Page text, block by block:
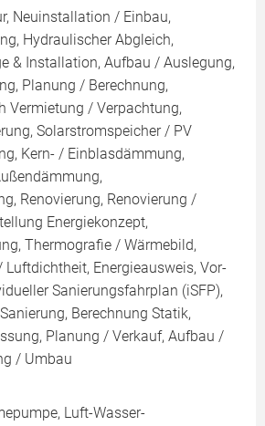
Neuinstallation / Einbau,
Hydraulischer Abgleich,
& Installation, Aufbau / Auslegung,
Planung / Berechnung,
Vermietung / Verpachtung,
Solarstromspeicher / PV
Kern- / Einblasdämmung,
Renovierung, Renovierung /
Energiekonzept,
Thermografie / Wärmebild,
Luftdichtheit, Energieausweis, Vor-
Sanierungsfahrplan (iSFP),
Berechnung Statik,
Planung / Verkauf, Aufbau /
/ Umbau
Luft-Wasser-